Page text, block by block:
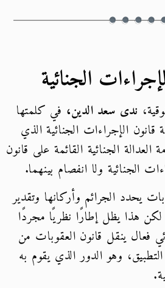
الجنائية
ندى سعد الدين، في كلمتها
قانون الإجراءات الجنائية الذي
الجنائية القائمة على قانون
الجنائية ولا انفصام بينهما.
يحدد الجرائم وأركانها وتقدير
لكن هذا يظل إطارًا نظريًا مجردًا
فعال ينقل قانون العقوبات من
وهو الدور الذي يقوم به